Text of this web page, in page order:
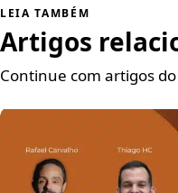
LEIA TAMBÉM
Artigos
Continue com artigos